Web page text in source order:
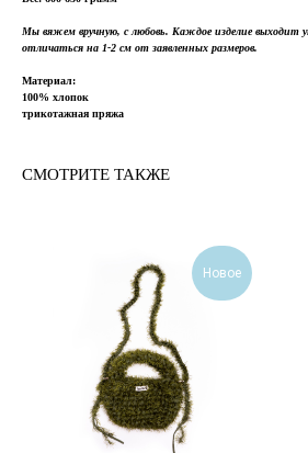
Мы вяжем вручную, с любовь. Каждое изделие
отличаться на 1-2 см от заявленных размеров.
Материал:
100% хлопок
трикотажная пряжа
СМОТРИТЕ ТАКЖЕ
Новое